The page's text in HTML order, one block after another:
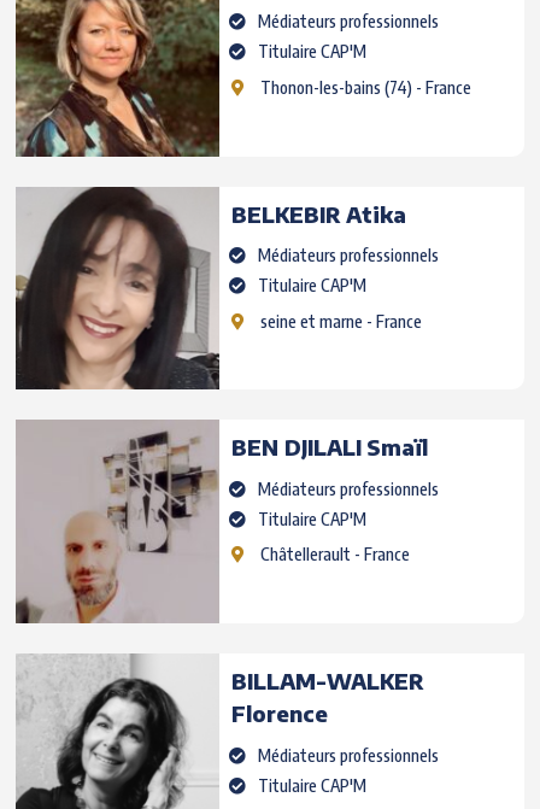
Médiateurs professionnels
Titulaire CAP'M
Thonon-les-bains (74) - France
BELKEBIR Atika
Médiateurs professionnels
Titulaire CAP'M
seine et marne - France
BEN DJILALI Smaïl
Médiateurs professionnels
Titulaire CAP'M
Châtellerault - France
BILLAM-WALKER
Florence
Médiateurs professionnels
Titulaire CAP'M